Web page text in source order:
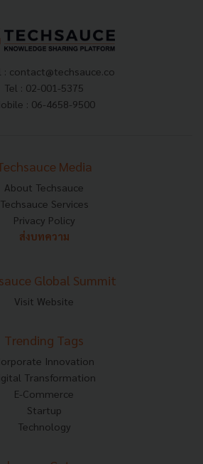
: contact@techsauce.co
Tel : 02-001-5375
: 06-4658-9500
Media
About Techsauce
Techsauce Services
Privacy Policy
ส่งบทความ
Global Summit
Visit Website
Trending Tags
Innovation
Transformation
E-Commerce
Startup
Technology